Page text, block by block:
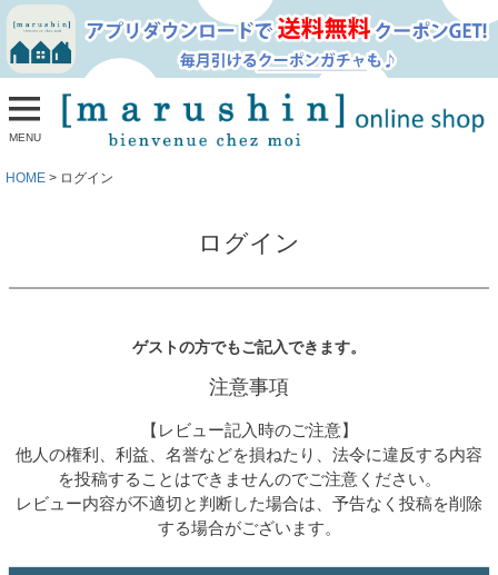
MENU
HOME ログイン
ログイン
ゲストの方でもご記入できます。
注意事項
【レビュー記入時のご注意】
他人の権利、利益、名誉などを損ねたり、法令に違反する内容
を投稿することはできませんのでご注意ください。
レビュー内容が不適切と判断した場合は、予告なく投稿を削除
する場合がございます。